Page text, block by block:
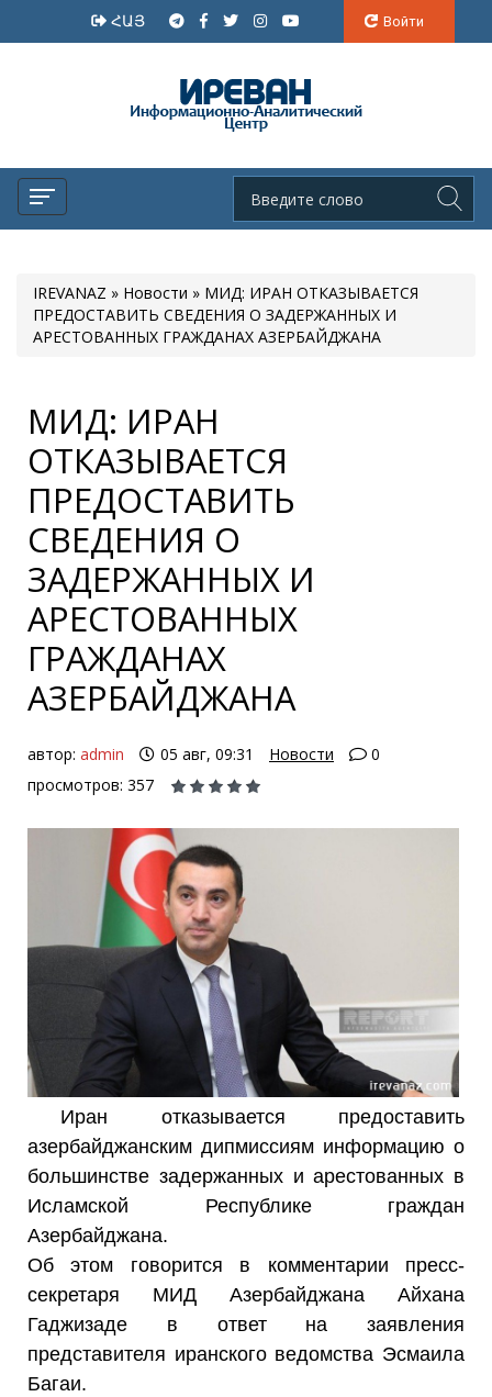
ՀԱՅ Войти
IREVANAZ » Новости » МИД: ИРАН ОТКАЗЫВАЕТСЯ
ПРЕДОСТАВИТЬ СВЕДЕНИЯ О ЗАДЕРЖАННЫХ И
АРЕСТОВАННЫХ ГРАЖДАНАХ АЗЕРБАЙДЖАНА
МИД: ИРАН
ОТКАЗЫВАЕТСЯ
ПРЕДОСТАВИТЬ
СВЕДЕНИЯ О
ЗАДЕРЖАННЫХ И
АРЕСТОВАННЫХ
ГРАЖДАНАХ
АЗЕРБАЙДЖАНА
автор: admin 05 авг, 09:31 Новости
0
просмотров: 357
Иран отказывается предоставить
азербайджанским дипмиссиям информацию о
большинстве задержанных и арестованных в
Исламской Республике граждан
Азербайджана.
Об этом говорится в комментарии пресс-
секретаря МИД Азербайджана Айхана
Гаджизаде в ответ на заявления
представителя иранского ведомства Эсмаила
Багаи.